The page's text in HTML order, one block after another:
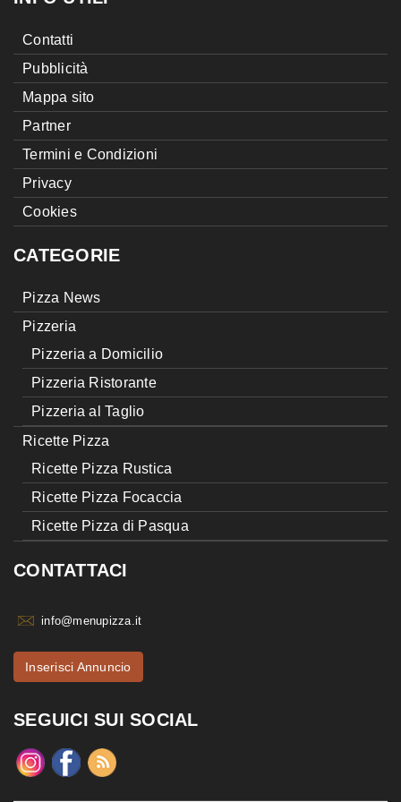
Contatti
Pubblicità
Mappa sito
Partner
Termini e Condizioni
Privacy
Cookies
CATEGORIE
Pizza News
Pizzeria
Pizzeria a Domicilio
Pizzeria Ristorante
Pizzeria al Taglio
Ricette Pizza
Ricette Pizza Rustica
Ricette Pizza Focaccia
Ricette Pizza di Pasqua
CONTATTACI
info@menupizza.it
Inserisci Annuncio
SEGUICI SUI SOCIAL